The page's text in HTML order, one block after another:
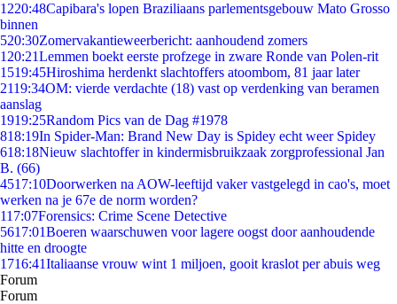
1220:48Capibara's lopen Braziliaans parlementsgebouw Mato Grosso
binnen
520:30Zomervakantieweerbericht: aanhoudend zomers
1 20:21Lemmen boekt eerste profzege in zware Ronde van Polen-rit
1519:45Hiroshima herdenkt slachtoffers atoombom, 81 jaar later
2119:34OM: vierde verdachte (18) vast op verdenking van beramen
aanslag
1919:25Random Pics van de Dag #1978
818:19In Spider-Man: Brand New Day is Spidey echt weer Spidey
618:18Nieuw slachtoffer in kindermisbruikzaak zorgprofessional Jan
B. (66)
4517:10Doorwerken na AOW-leeftijd vaker vastgelegd in cao's, moet
werken na je 67e de norm worden?
117:07Forensics: Crime Scene Detective
5617:01Boeren waarschuwen voor lagere oogst door aanhoudende
hitte en droogte
1716:41Italiaanse vrouw wint 1 miljoen, gooit kraslot per abuis weg
Forum
Forum